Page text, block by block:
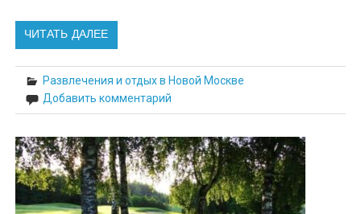
ЧИТАТЬ ДАЛЕЕ
Развлечения и отдых в Новой Москве
Добавить комментарий